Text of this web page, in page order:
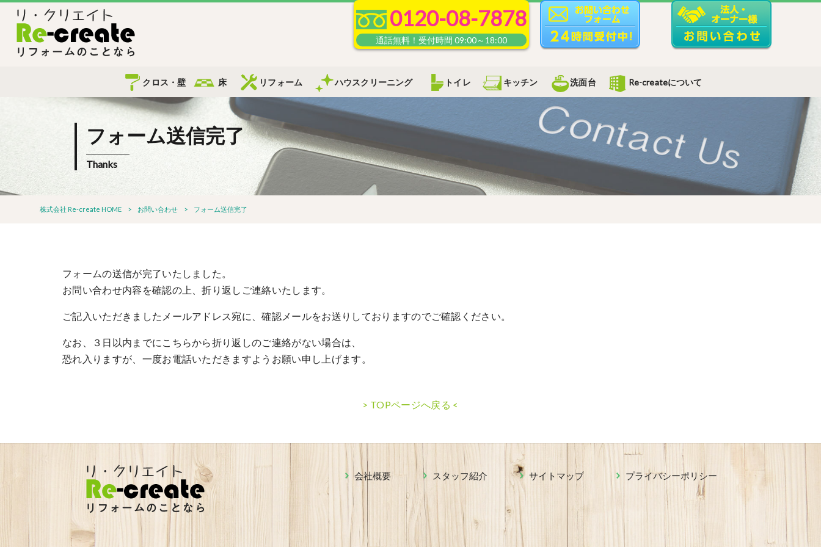
0120-08-7878
クロス・壁 床 リフォーム ハウスクリーニング トイレ キッチン 洗面台 Re-createについて
フォーム送信完了
Thanks
株式会社 Re-create HOME > お問い合わせ > フォーム送信完了
フォームの送信が完了いたしました。
お問い合わせ内容を確認の上、折り返しご連絡いたします。
ご記入いただきましたメールアドレス宛に、確認メールをお送りしておりますのでご確認ください。
なお、３日以内までにこちらから折り返しのご連絡がない場合は、
恐れ入りますが、一度お電話いただきますようお願い申し上げます。
> TOPページへ戻る <
会社概要 スタッフ紹介 サイトマップ プライバシーポリシー